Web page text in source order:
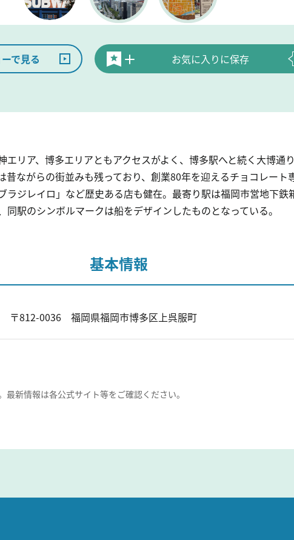
で見る お気に入りに保存
リア、博多エリアともアクセスがよく、博多駅へと続く大博通
昔ながらの街並みも残っており、創業80年を迎えるチョコレート
ジレイロ」など歴史ある店も健在。最寄り駅は福岡市営地下鉄
駅のシンボルマークは船をデザインしたものとなっている。
基本情報
〒812-0036 福岡県福岡市博多区上呉服町
新情報は各公式サイト等をご確認ください。